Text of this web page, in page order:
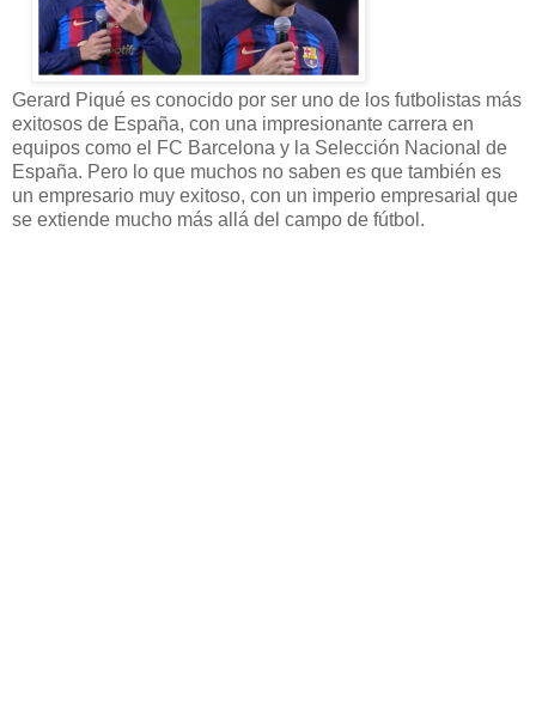
Gerard Piqué es conocido por ser uno de los futbolistas más
exitosos de España, con una impresionante carrera en
equipos como el FC Barcelona y la Selección Nacional de
España. Pero lo que muchos no saben es que también es
un empresario muy exitoso, con un imperio empresarial que
se extiende mucho más allá del campo de fútbol.